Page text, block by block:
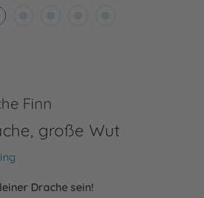
Finn
große Wut
Drache sein!